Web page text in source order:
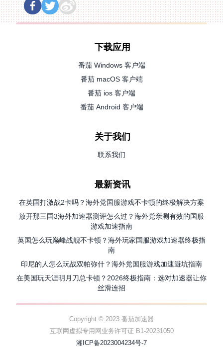
下载应用
番茄 Windows 客户端
番茄 macOS 客户端
番茄 ios 客户端
番茄 Android 客户端
关于我们
联系我们
最新资讯
在英国打激战2卡吗？海外党国服游戏不卡顿的终极解决方案
放开那三国3海外加速器测评怎么过？海外党亲测有效的国服
游戏加速指南
英国怎么玩巅峰战舰不卡顿？海外玩家国服游戏加速器终极指
南
印尼的人怎么玩战双帕弥什？海外党国服游戏加速避坑指南
在美国玩天涯明月刀总卡顿？2026终极指南：选对加速器让你
丝滑连招
Copyright © 2023 番茄加速器
互联网虚拟专用网业务许可证 B1-20231050
湘ICP备2023004234号-7